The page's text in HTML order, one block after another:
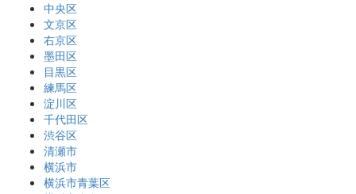
中央区
文京区
右京区
墨田区
目黒区
練馬区
淀川区
千代田区
渋谷区
清瀬市
横浜市
横浜市青葉区